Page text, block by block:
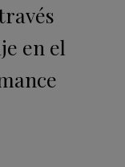
en el